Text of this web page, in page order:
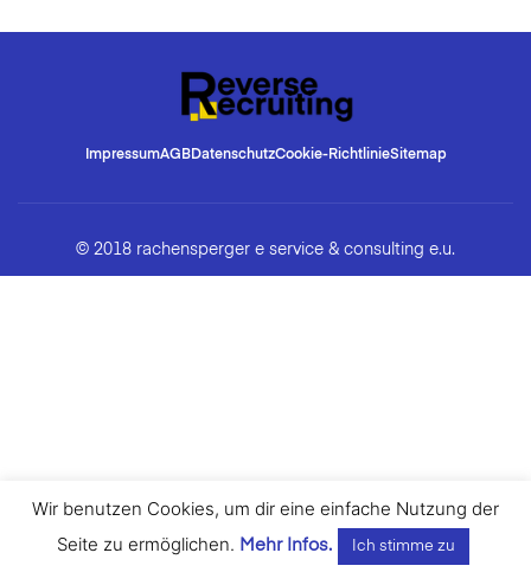
ImpressumAGBDatenschutzCookie-RichtlinieSitemap
© 2018 rachensperger e service & consulting e.u.
Wir benutzen Cookies, um dir eine einfache Nutzung der
Seite zu ermöglichen. Mehr Infos. Ich stimme zu